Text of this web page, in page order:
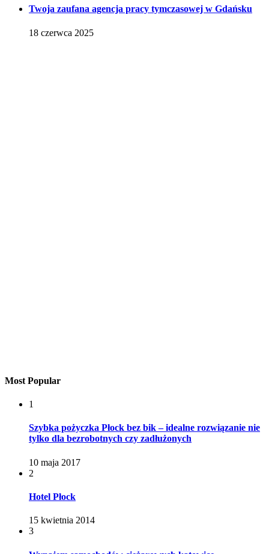
Twoja zaufana agencja pracy tymczasowej w Gdańsku
18 czerwca 2025
Most Popular
1
Szybka pożyczka Płock bez bik – idealne rozwiązanie nie
tylko dla bezrobotnych czy zadłużonych
10 maja 2017
2
Hotel Płock
15 kwietnia 2014
3